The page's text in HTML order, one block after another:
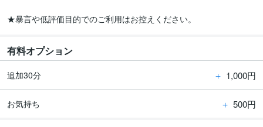
★暴言や低評価目的でのご利用はお控えください。
有料オプション
追加30分 ＋ 1,000円
お気持ち ＋ 500円